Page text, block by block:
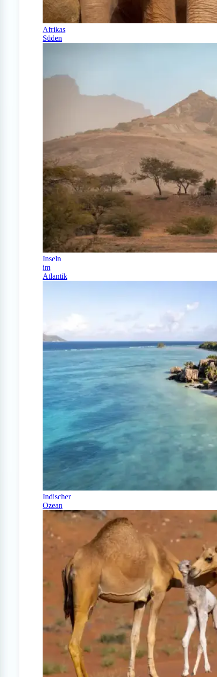
Afrikas
Süden
Inseln
im
Atlantik
Indischer
Ozean